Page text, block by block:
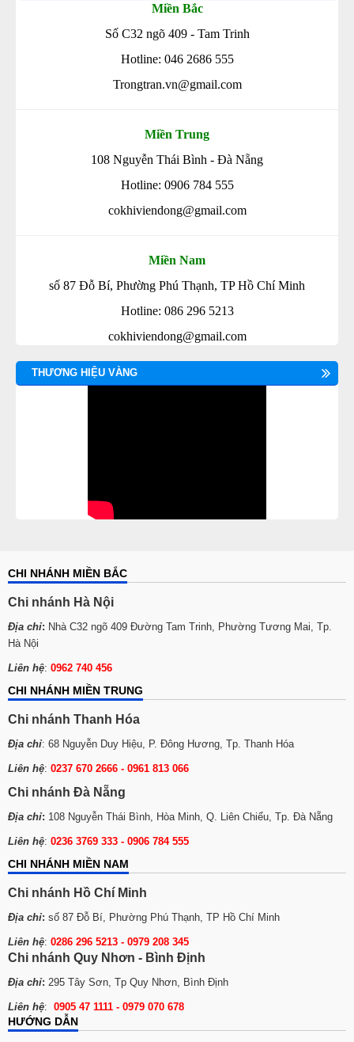
Miền Bắc
Số C32 ngõ 409 - Tam Trinh
Hotline: 046 2686 555
Trongtran.vn@gmail.com
Miền Trung
108 Nguyễn Thái Bình - Đà Nẵng
Hotline: 0906 784 555
cokhiviendong@gmail.com
Miền Nam
số 87 Đỗ Bí, Phường Phú Thạnh, TP Hồ Chí Minh
Hotline: 086 296 5213
cokhiviendong@gmail.com
THƯƠNG HIỆU VÀNG
CHI NHÁNH MIỀN BẮC
Chi nhánh Hà Nội
Địa chỉ: Nhà C32 ngõ 409 Đường Tam Trinh, Phường Tương Mai, Tp.
Hà Nội
Liên hệ: 0962 740 456
CHI NHÁNH MIỀN TRUNG
Chi nhánh Thanh Hóa
Địa chỉ: 68 Nguyễn Duy Hiệu, P. Đông Hương, Tp. Thanh Hóa
Liên hệ: 0237 670 2666 - 0961 813 066
Chi nhánh Đà Nẵng
Địa chỉ: 108 Nguyễn Thái Bình, Hòa Minh, Q. Liên Chiểu, Tp. Đà Nẵng
Liên hệ: 0236 3769 333 - 0906 784 555
CHI NHÁNH MIỀN NAM
Chi nhánh Hồ Chí Minh
Địa chỉ: số 87 Đỗ Bí, Phường Phú Thạnh, TP Hồ Chí Minh
Liên hệ: 0286 296 5213 - 0979 208 345
Chi nhánh Quy Nhơn - Bình Định
Địa chỉ: 295 Tây Sơn, Tp Quy Nhơn, Bình Định
Liên hệ: 0905 47 1111 - 0979 070 678
HƯỚNG DẪN